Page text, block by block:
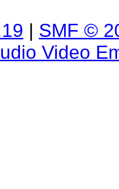
| SMF ©
Video